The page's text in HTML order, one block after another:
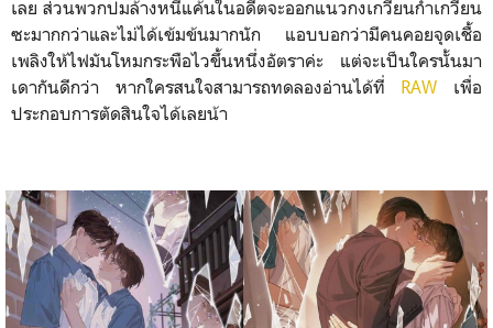
เลย ส่วนพวกปมล้างหนี้แค้นในอดีตจะออกแนวกงเกวียนกำเกวียน
ซะมากกว่าและไม่ได้เข้มข้นมากนัก แอบบอกว่ามีคนคอยจุดเชื้อ
เพลิงให้ไฟมันโหมกระพือไวขึ้นหนึ่งอัตราค่ะ แต่จะเป็นใครนั้นมา
เดากันดีกว่า หากใครสนใจสามารถทดลองอ่านได้ที่ RAW เพื่อ
ประกอบการตัดสินใจได้เลยน้า